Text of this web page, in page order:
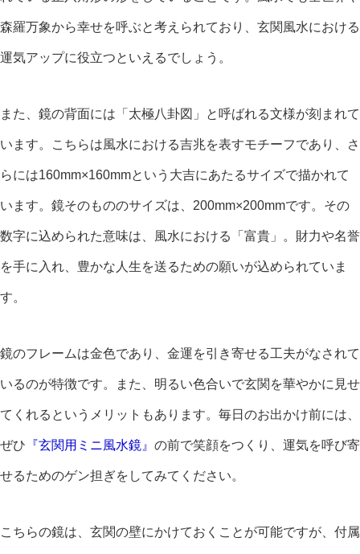
森羅万象から幸せを呼ぶと考えられており、玄関風水における
運気アップに役立つといえるでしょう。
また、鏡の背面には「太極八卦図」と呼ばれる文様が刻まれて
います。こちらは風水における吉兆を表すモチーフであり、さ
らには160mm×160mmという大吉にあたるサイズで描かれて
います。鏡そのもののサイズは、200mm×200mmです。その
数字に込められた意味は、風水における「富貴」。財力や名誉
を手に入れ、豊かな人生を送るための願いが込められていま
す。
鏡のフレームは金色であり、金運を引き寄せる工夫がなされて
いるのが特徴です。また、明るい色合いで玄関を華やかに見せ
てくれるというメリットもあります。毎日のお出かけ前には、
ぜひ 『玄関用ミニ風水鏡』 の前で笑顔をつくり、運気を呼び寄
せるためのゲン担ぎをしてみてください。
こちらの鏡は、玄関の壁にかけておくことが可能ですが、付属